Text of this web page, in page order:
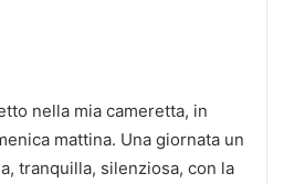
nella mia cameretta, in
mattina. Una giornata un
tranquilla, silenziosa, con la